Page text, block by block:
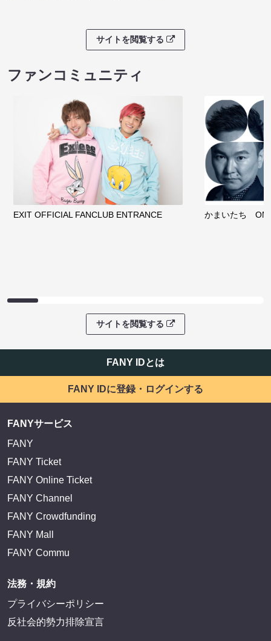
サイトを閲覧する
ファンコミュニティ
EXIT OFFICIAL FANCLUB ENTRANCE かまいたち
サイトを閲覧する
FANY IDとは
FANY IDに登録・ログインする
FANYサービス
FANY
FANY Ticket
FANY Online Ticket
FANY Channel
FANY Crowdfunding
FANY Mall
FANY Commu
法務・規約
プライバシーポリシー
反社会的勢力排除宣言